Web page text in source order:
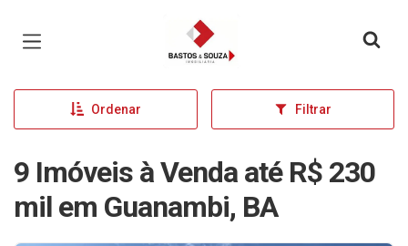
Página inicial
Ordenar Filtrar
9 Imóveis à Venda até R$ 230
mil em Guanambi, BA